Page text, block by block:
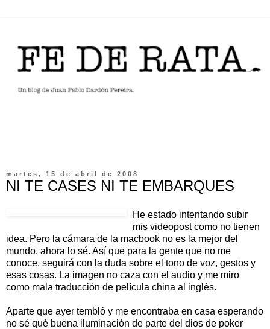
martes, 15 de abril de 2008
NI TE CASES NI TE EMBARQUES
He estado intentando subir
mis videopost como no tienen
idea. Pero la cámara de la macbook no es la mejor del
mundo, ahora lo sé. Así que para la gente que no me
conoce, seguirá con la duda sobre el tono de voz, gestos y
esas cosas. La imagen no caza con el audio y me miro
como mala traducción de película china al inglés.
Aparte que ayer tembló y me encontraba en casa esperando
no sé qué buena iluminación de parte del dios de poker